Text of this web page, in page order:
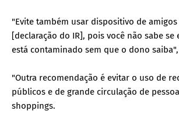
"Evite também usar dispositivo de amigos
[declaração do IR], pois você não sabe se
está contaminado sem que o dono
"Outra recomendação é evitar o uso de
públicos e de grande circulação de
shoppings.